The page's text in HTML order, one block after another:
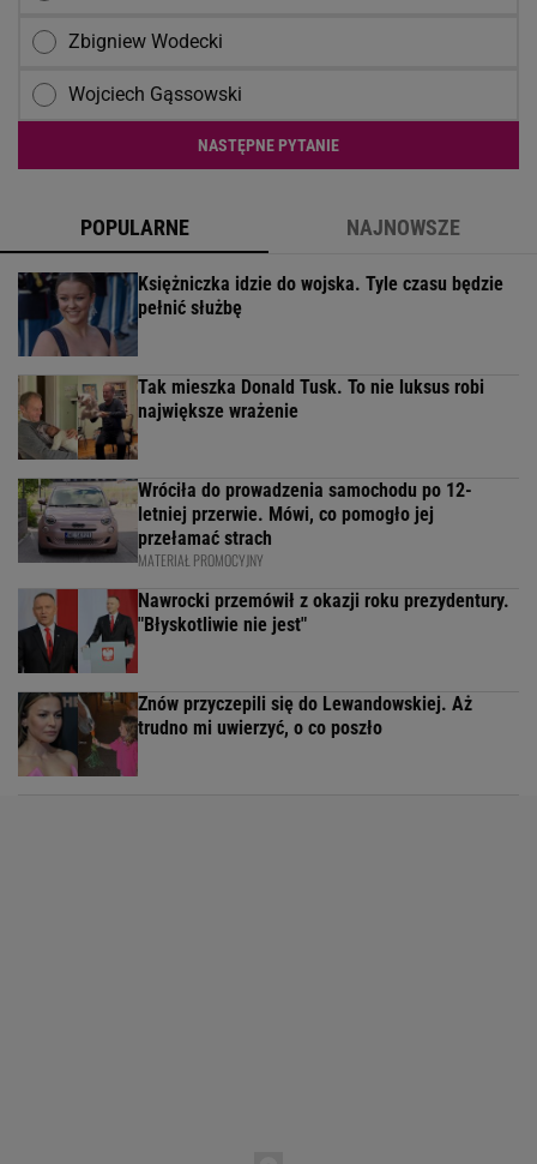
Zbigniew Wodecki
Wojciech Gąssowski
NASTĘPNE PYTANIE
POPULARNE NAJNOWSZE
Księżniczka idzie do wojska. Tyle czasu będzie
pełnić służbę
Tak mieszka Donald Tusk. To nie luksus robi
największe wrażenie
Wróciła do prowadzenia samochodu po 12-
letniej przerwie. Mówi, co pomogło jej
przełamać strach
MATERIAŁ PROMOCYJNY
Nawrocki przemówił z okazji roku prezydentury.
"Błyskotliwie nie jest"
Znów przyczepili się do Lewandowskiej. Aż
trudno mi uwierzyć, o co poszło